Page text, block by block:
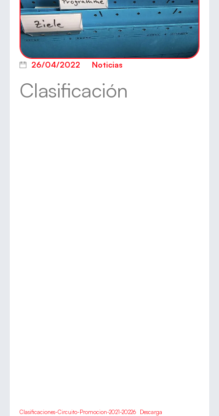
26/04/2022 Noticias
Clasificación
Clasificaciones-Circuito-Promocion-2021-20226 Descarga